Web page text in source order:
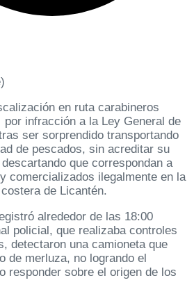
en ruta carabineros
infracción a la Ley General de
ser sorprendido transportando
de pescados, sin acreditar su
que correspondan a
comercializados ilegalmente en la
de Licantén.
alrededor de las 18:00
policial, que realizaba controles
detectaron una camioneta que
de merluza, no logrando el
responder sobre el origen de los